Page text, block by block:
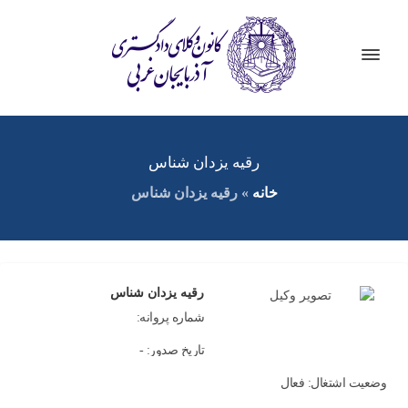
رقیه یزدان شناس
خانه »رقیه یزدان شناس
رقیه یزدان شناس
شماره پروانه:
تاریخ صدور: -
وضعیت اشتغال: فعال